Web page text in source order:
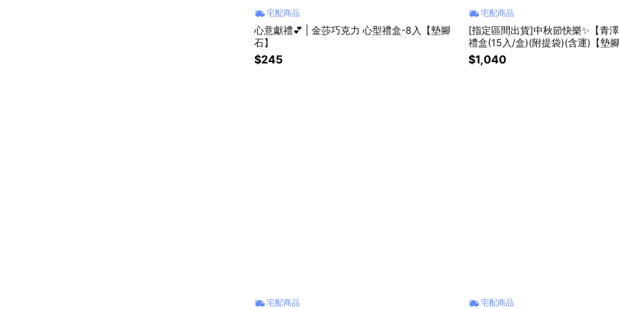
宅配商品
心意獻禮💕 | 金莎巧克力 心型禮盒-8入【墊腳
石】
$245
宅配商品
[指定區間出貨]中秋節快樂✨【青
禮盒(15入/盒)(附提袋)(含運)【墊
手禮
$1,040
宅配商品 宅配商品